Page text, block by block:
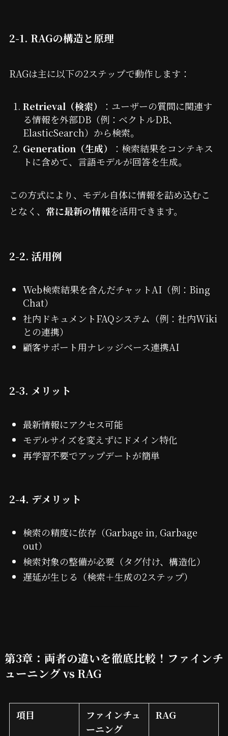
2-1. RAGの構造と原理
RAGは主に以下の2ステップで動作します：
Retrieval（検索）
：ユーザーの質問に関連す
る情報を外部DB（例：ベクトルDB、
ElasticSearch）から検索。
Generation（生成）
：検索結果をコンテキス
トに含めて、言語モデルが回答を生成。
この方式により、モデル自体に情報を詰め込むこ
となく、 常に最新の情報を活用できます。
2-2. 活用例
Web検索結果を含んだチャットAI（例：Bing
Chat）
社内ドキュメントFAQシステム（例：社内Wiki
との連携）
顧客サポート用ナレッジベース連携AI
2-3. メリット
最新情報にアクセス可能
モデルサイズを変えずにドメイン特化
再学習不要でアップデートが簡単
2-4. デメリット
検索の精度に依存（Garbage in, Garbage
out）
検索対象の整備が必要（タグ付け、構造化）
遅延が生じる（検索＋生成の2ステップ）
第3章：両者の違いを徹底比較！ファインチ
ューニング vs RAG
項目
ファインチュ
ーニング
RAG